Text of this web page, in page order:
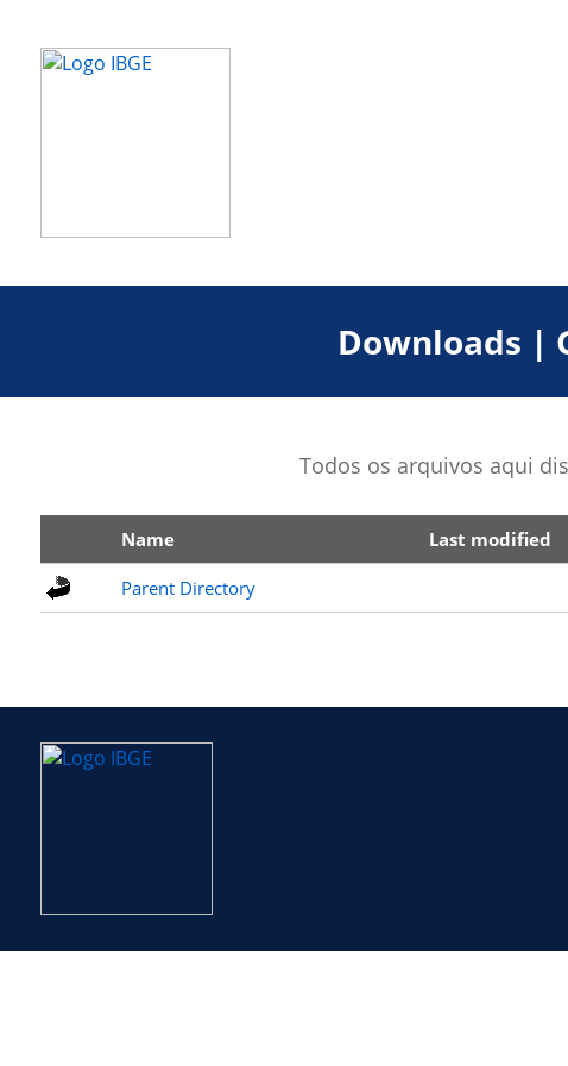
Downloads |
Todos os arquivos aqui
Name Last modified
Parent Directory